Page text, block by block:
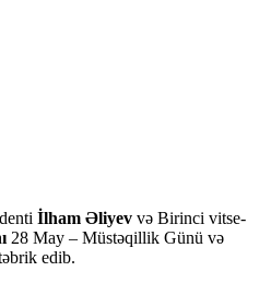
İlham Əliyev və Birinci vitse-
28 May – Müstəqillik Günü və
edib.